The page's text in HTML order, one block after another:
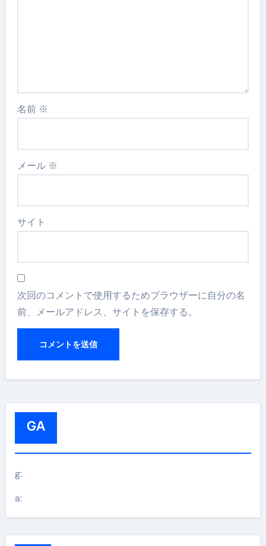
名前 ※
メール ※
サイト
次回のコメントで使用するためブラウザーに自分の名
前、メールアドレス、サイトを保存する。
GA
g:
a: